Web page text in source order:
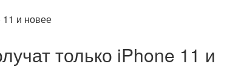
только iPhone 11 и